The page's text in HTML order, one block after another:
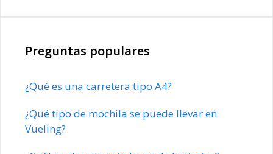
Preguntas populares
¿Qué es una carretera tipo A4?
¿Qué tipo de mochila se puede llevar en
Vueling?